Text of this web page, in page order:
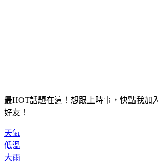
最HOT話題在這！想跟上時事，快點我加
好友！
天氣
低溫
大雨